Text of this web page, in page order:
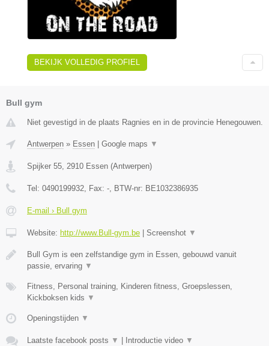
BEKIJK VOLLEDIG PROFIEL
Bull gym
Niet gevestigd in de plaats Ragnies en in de provincie Henegouwen.
Antwerpen » Essen Google maps ▼
Spijker 55, 2910 Essen (Antwerpen)
Tel: 0490199932, Fax: -, BTW-nr: BE1032386935
E-mail › Bull gym
Website: http://www.Bull-gym.be Screenshot ▼
Bull Gym is een zelfstandige gym in Essen, gebouwd vanuit
passie, ervaring ▼
Fitness, Personal training, Kinderen fitness, Groepslessen,
Kickboksen kids ▼
Openingstijden ▼
Laatste facebook posts ▼ Introductie video ▼